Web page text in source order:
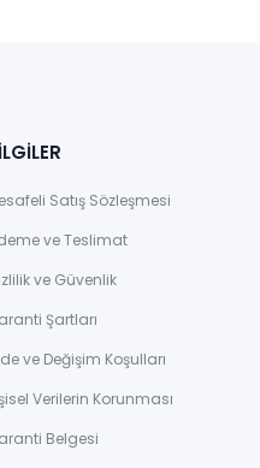
Satış Sözleşmesi
ve Teslimat
ve Güvenlik
Şartları
ve Değişim Koşulları
Verilerin Korunması
Belgesi